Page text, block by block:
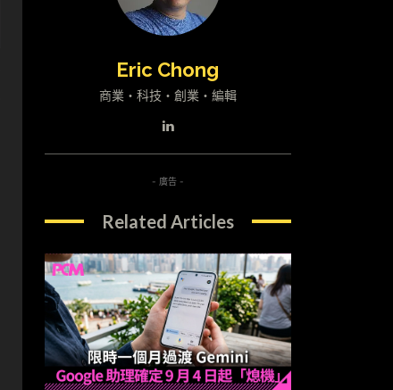
Eric Chong
商業・科技・創業・編輯
- 廣告 -
Related Articles